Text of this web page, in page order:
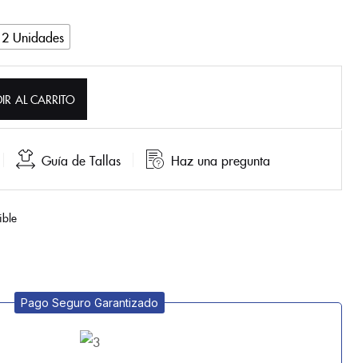
Unidades
AL CARRITO
Guía de Tallas Haz una pregunta
Pago Seguro Garantizado